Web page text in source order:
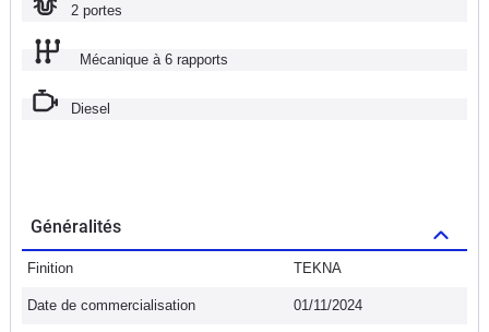
2 portes
Mécanique à 6 rapports
Diesel
Généralités
Finition TEKNA
Date de commercialisation 01/11/2024